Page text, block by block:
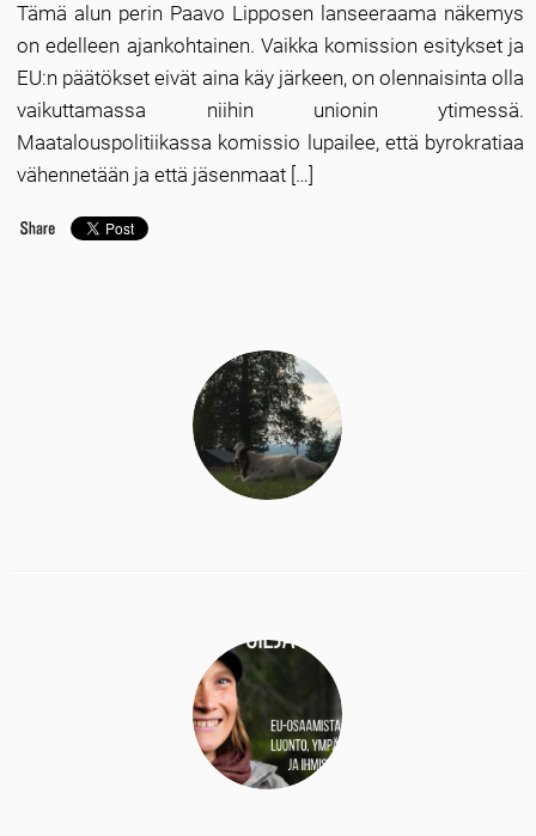
Tämä alun perin Paavo Lipposen lanseeraama näkemys
on edelleen ajankohtainen. Vaikka komission esitykset ja
EU:n päätökset eivät aina käy järkeen, on olennaisinta olla
vaikuttamassa niihin unionin ytimessä.
Maatalouspolitiikassa komissio lupailee, että byrokratiaa
vähennetään ja että jäsenmaat […]